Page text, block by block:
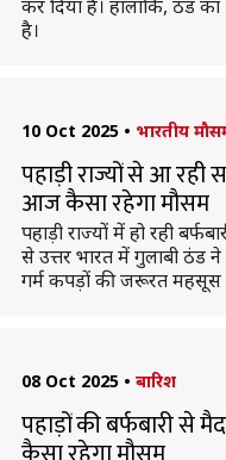
कर दिया है। हालांकि, ठंड
है।
10 Oct 2025 • भारतीय
पहाड़ी राज्यों से आ
आज कैसा रहेगा मौसम
पहाड़ी राज्यों में हो रही
से उत्तर भारत में गुलाबी
गर्म कपड़ों की जरूरत महसूस
08 Oct 2025 • बारिश
पहाड़ों की बर्फबारी से